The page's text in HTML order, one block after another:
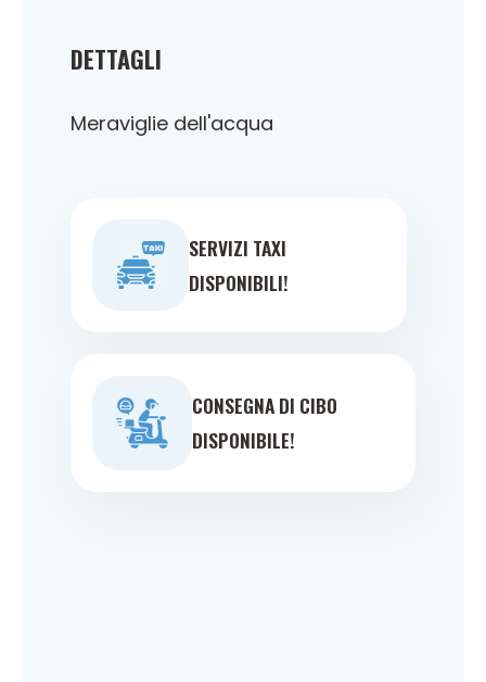
DETTAGLI
Meraviglie dell'acqua
SERVIZI TAXI
DISPONIBILI!
CONSEGNA DI CIBO
DISPONIBILE!